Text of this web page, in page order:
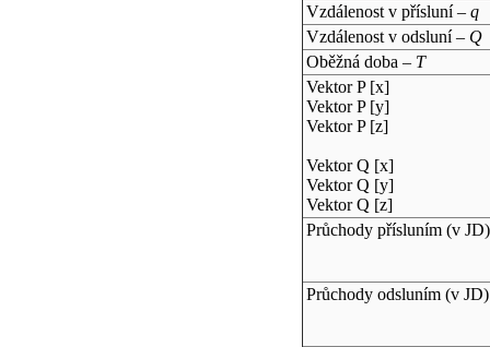
Vzdálenost v přísluní – q
Vzdálenost v odsluní – Q
Oběžná doba – T
Vektor P [x]
Vektor P [y]
Vektor P [z]
Vektor Q [x]
Vektor Q [y]
Vektor Q [z]
Průchody přísluním (v JD)
Průchody odsluním (v JD)